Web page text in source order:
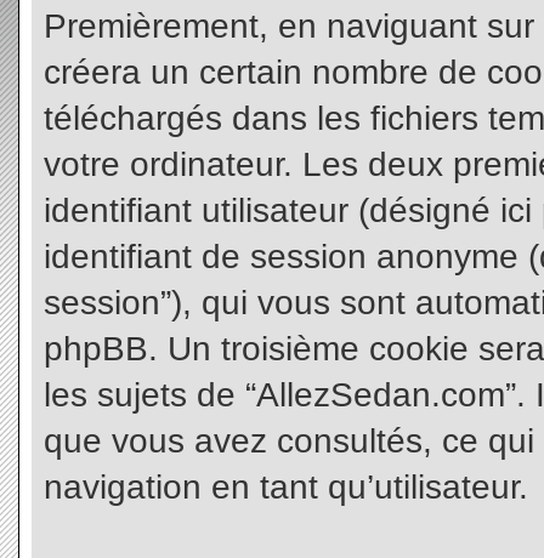
Premièrement, en naviguant
créera un certain nombre de
téléchargés dans les fichiers
votre ordinateur. Les deux
identifiant utilisateur (désigné ici
identifiant de session anonyme
session”), qui vous sont
phpBB. Un troisième cookie
les sujets de
que vous avez consultés, ce
navigation en tant qu’utilisateur.